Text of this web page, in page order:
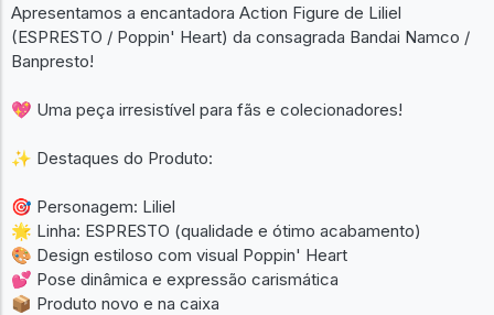
Apresentamos a encantadora Action Figure de Liliel
(ESPRESTO / Poppin' Heart) da consagrada Bandai Namco /
Banpresto!
💖 Uma peça irresistível para fãs e colecionadores!
✨ Destaques do Produto:
🎯 Personagem: Liliel
🌟 Linha: ESPRESTO (qualidade e ótimo acabamento)
🎨 Design estiloso com visual Poppin' Heart
💕 Pose dinâmica e expressão carismática
📦 Produto novo e na caixa